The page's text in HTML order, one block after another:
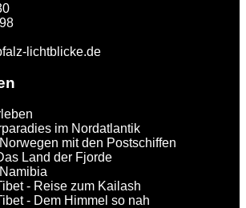
lichtblicke.de
im Nordatlantik
mit den Postschiffen
Land der Fjorde
- Reise zum Kailash
- Dem Himmel so nah